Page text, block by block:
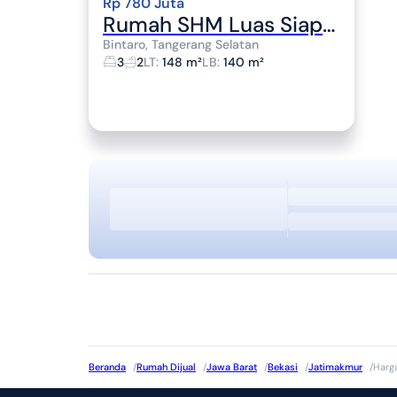
Rumah SHM Luas Siap KPR 15 Mnt ke Gerbang Tol Pinang J-24311
Bintaro, Tangerang Selatan
3
2LT: 148 m²LB: 140 m²
Beranda /Rumah Dijual /Jawa Barat /Bekasi /Jatimakmur /